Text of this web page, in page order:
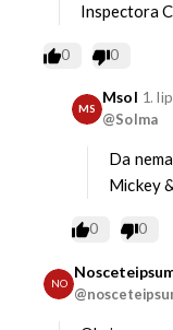
Inspectora
0 0
MS
Msol
@Solma
1.
Da
Mickey
0 0
NO